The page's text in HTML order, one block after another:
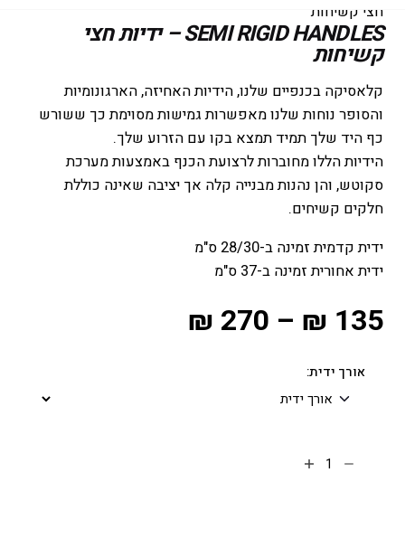
חצי קשיחות
SEMI RIGID HANDLES – ידיות חצי
קשיחות
קלאסיקה בכנפיים שלנו, הידיות האחיזה, הארגונומיות
והסופר נוחות שלנו מאפשרות גמישות מסוימת כך ששורש
כף היד שלך תמיד תמצא בקו עם הזרוע שלך.
הידיות הללו מחוברות לרצועת הכנף באמצעות מערכת
סקוטש, והן נהנות מבנייה קלה אך יציבה שאינה כוללת
חלקים קשיחים.
ידית קדמית זמינה ב-28/30 ס"מ
ידית אחורית זמינה ב-37 ס"מ
אורך ידית:
₪ 135
–
₪ 270